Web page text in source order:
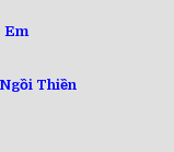
Em
Thiền